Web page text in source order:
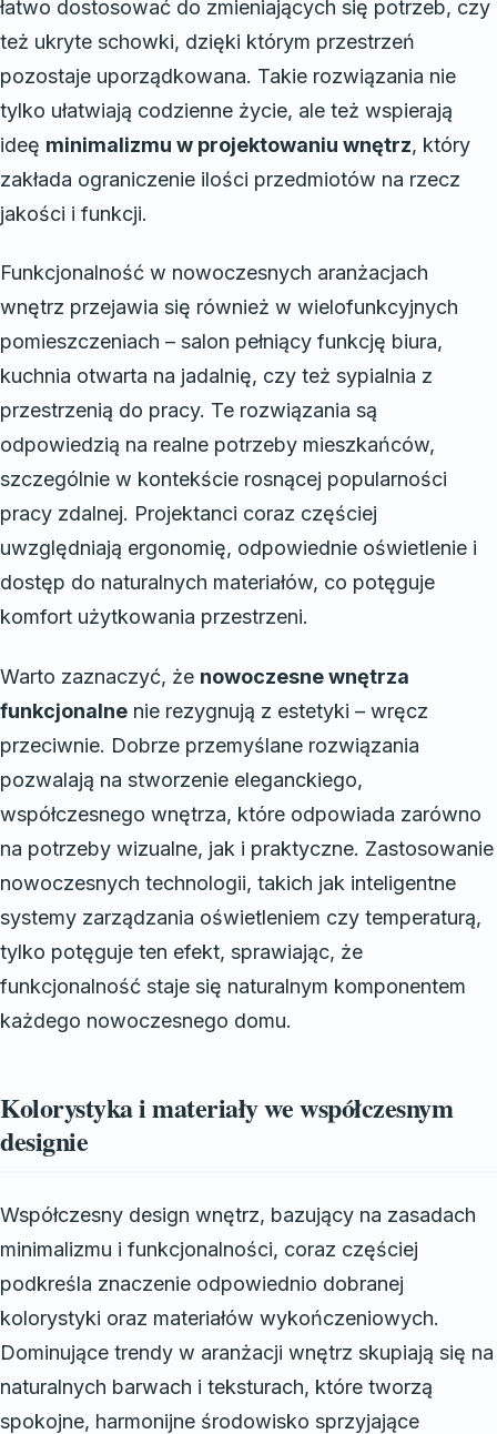
łatwo dostosować do zmieniających się potrzeb, czy
też ukryte schowki, dzięki którym przestrzeń
pozostaje uporządkowana. Takie rozwiązania nie
tylko ułatwiają codzienne życie, ale też wspierają
ideę minimalizmu w projektowaniu wnętrz, który
zakłada ograniczenie ilości przedmiotów na rzecz
jakości i funkcji.
Funkcjonalność w nowoczesnych aranżacjach
wnętrz przejawia się również w wielofunkcyjnych
pomieszczeniach – salon pełniący funkcję biura,
kuchnia otwarta na jadalnię, czy też sypialnia z
przestrzenią do pracy. Te rozwiązania są
odpowiedzią na realne potrzeby mieszkańców,
szczególnie w kontekście rosnącej popularności
pracy zdalnej. Projektanci coraz częściej
uwzględniają ergonomię, odpowiednie oświetlenie i
dostęp do naturalnych materiałów, co potęguje
komfort użytkowania przestrzeni.
Warto zaznaczyć, że nowoczesne wnętrza
funkcjonalne nie rezygnują z estetyki – wręcz
przeciwnie. Dobrze przemyślane rozwiązania
pozwalają na stworzenie eleganckiego,
współczesnego wnętrza, które odpowiada zarówno
na potrzeby wizualne, jak i praktyczne. Zastosowanie
nowoczesnych technologii, takich jak inteligentne
systemy zarządzania oświetleniem czy temperaturą,
tylko potęguje ten efekt, sprawiając, że
funkcjonalność staje się naturalnym komponentem
każdego nowoczesnego domu.
Kolorystyka i materiały we współczesnym
designie
Współczesny design wnętrz, bazujący na zasadach
minimalizmu i funkcjonalności, coraz częściej
podkreśla znaczenie odpowiednio dobranej
kolorystyki oraz materiałów wykończeniowych.
Dominujące trendy w aranżacji wnętrz skupiają się na
naturalnych barwach i teksturach, które tworzą
spokojne, harmonijne środowisko sprzyjające